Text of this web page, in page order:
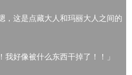
，这是点藏大人和玛丽大人之间的
我好像被什么东西干掉了！！」